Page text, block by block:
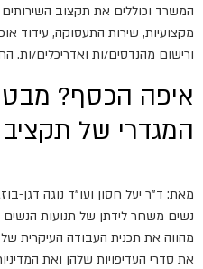
המשרד וכוללים את תקצוב
מקצועיות, שירות התעסוקה, עידוד
ורישום מהנדסים/ות ואדריכלים/ות.
איפה הכסף? מבט
המגדרי של
מאת: ד"ר יעל חסון ועו"ד נוגה דגן-
נשים משחר לידתן של תנועות
מהווה את תכנית העבודה העיקרית
את סדרי העדיפויות שלהן ואת